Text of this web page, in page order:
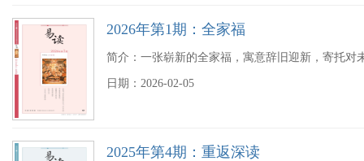
2026年第1期：全家福
简介：一张崭新的全家福，寓意辞旧迎新，寄托对
日期：2026-02-05
2025年第4期：重返深读